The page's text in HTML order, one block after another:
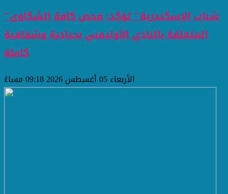
"شباب الإسكندرية" تؤكد: فحص كافة الشكاوى
المتعلقة بالنادي الأوليمبي بحيادية وشفافية
كاملة
الأربعاء 05 أغسطس 2026 09:18 مساءً